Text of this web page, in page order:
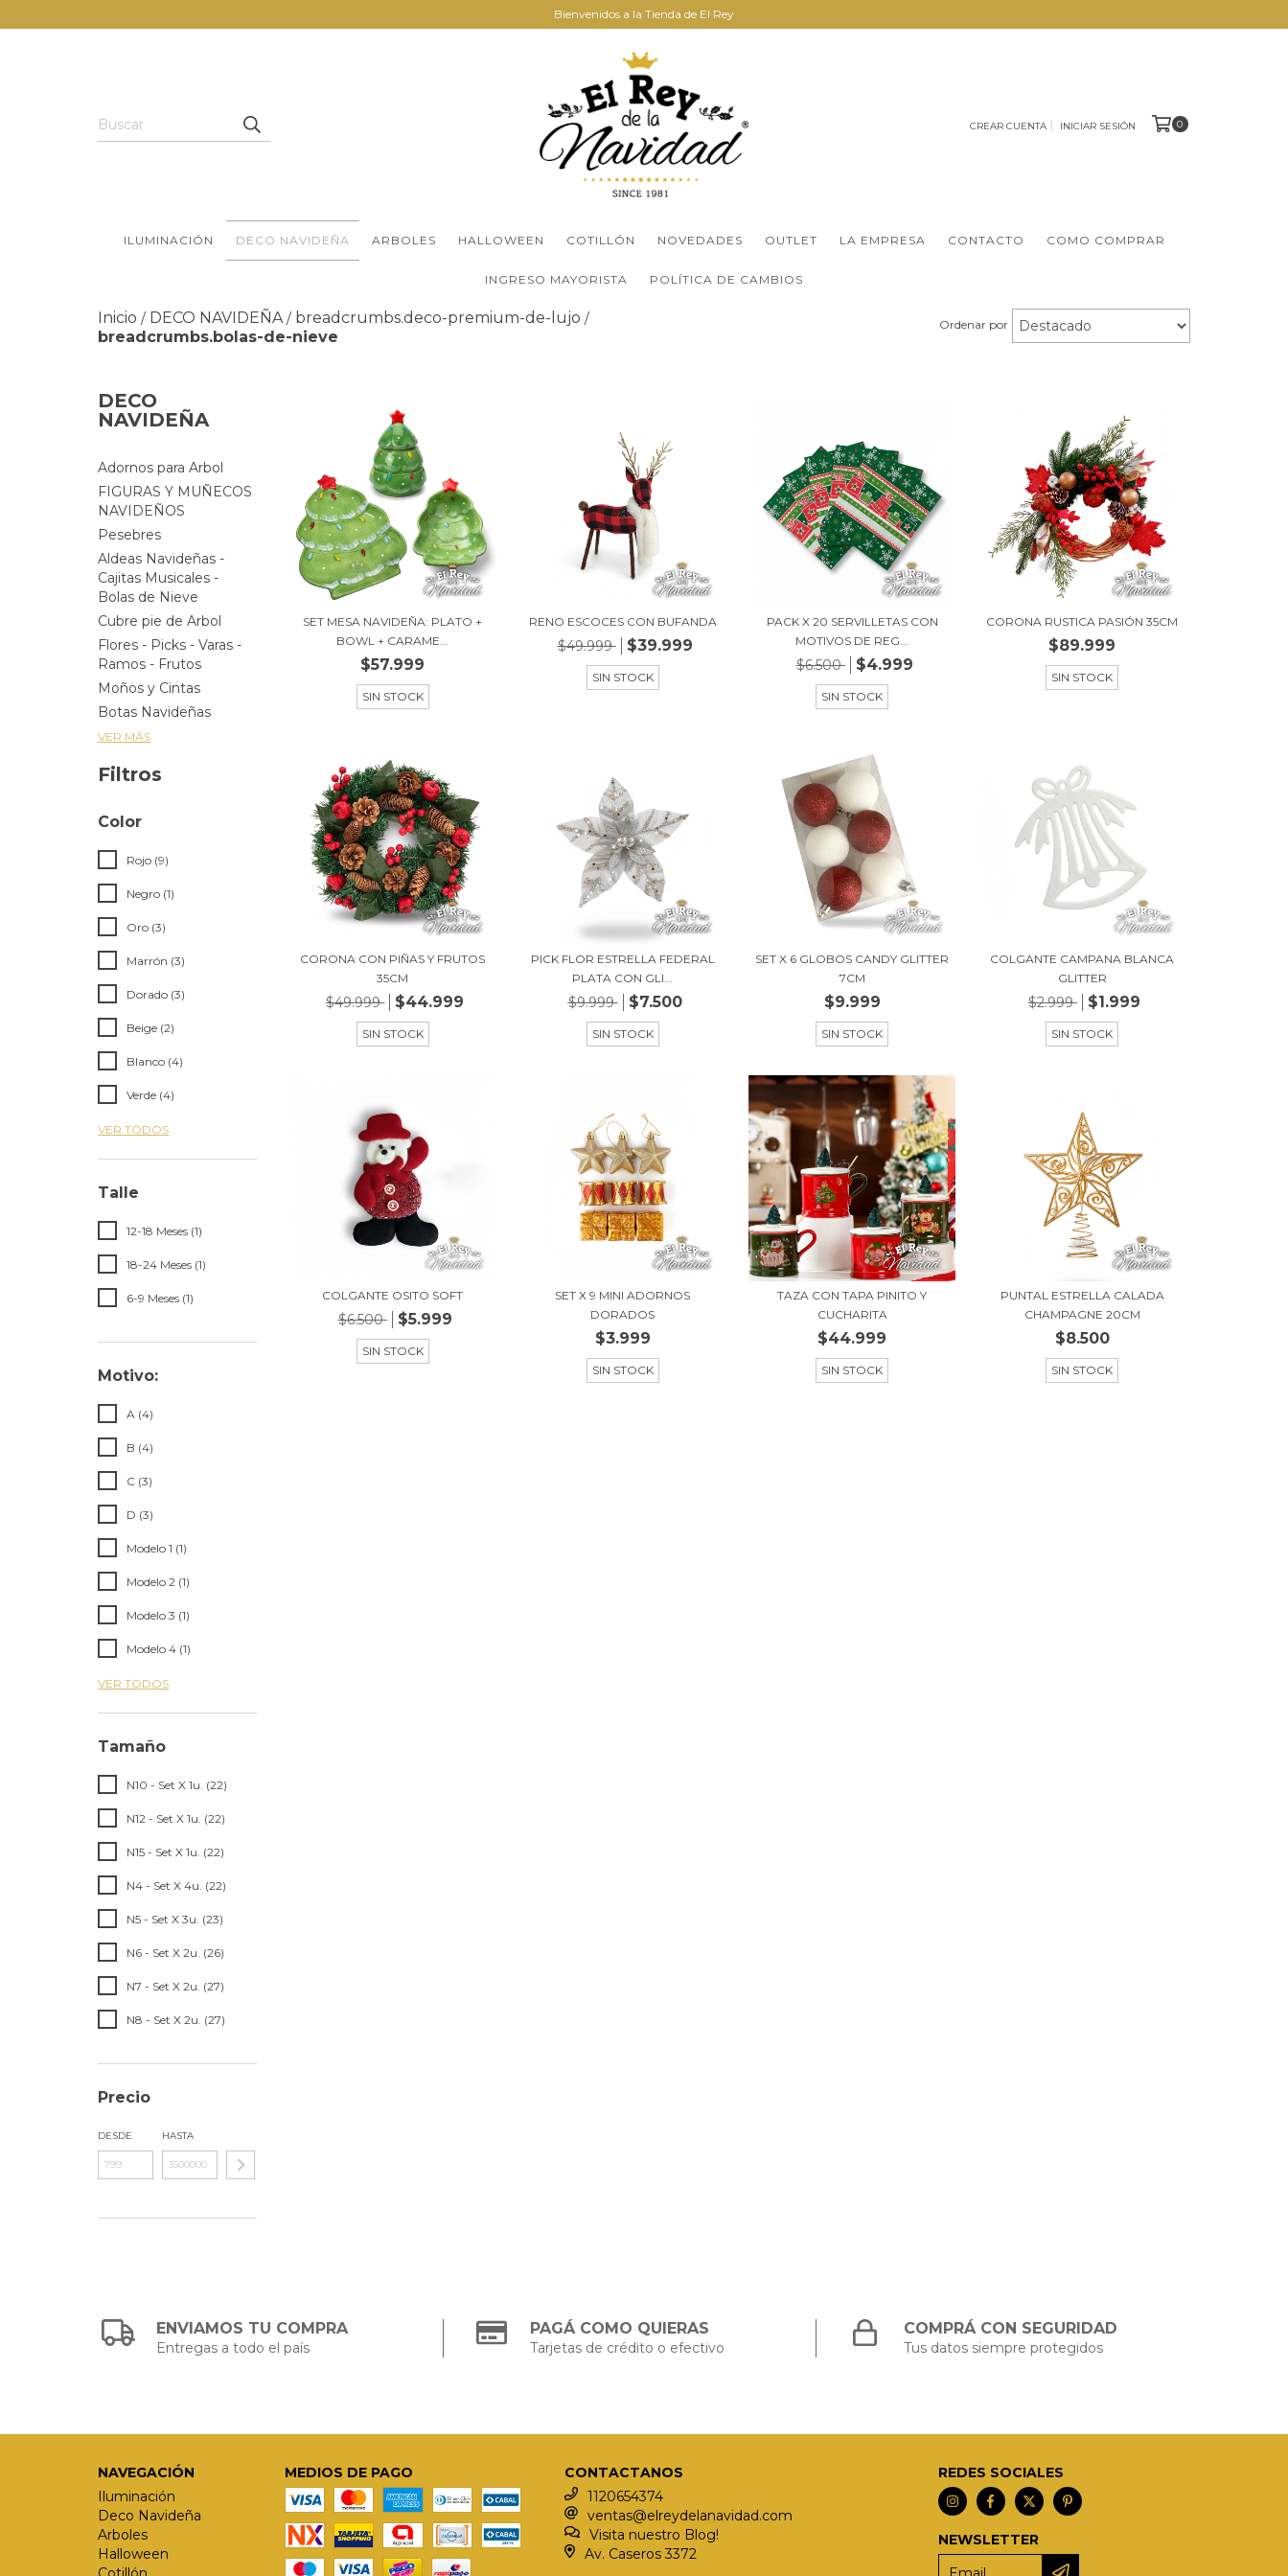
Bienvenidos a la Tienda de El Rey
CREAR CUENTA INICIAR SESIÓN 0
ILUMINACIÓN DECO NAVIDEÑA ARBOLES HALLOWEEN COTILLÓN NOVEDADES OUTLET LA EMPRESA CONTACTO COMO COMPRAR
INGRESO MAYORISTA POLÍTICA DE CAMBIOS
Inicio / DECO NAVIDEÑA / breadcrumbs.deco-premium-de-lujo /
breadcrumbs.bolas-de-nieve
Ordenar por
DECO
NAVIDEÑA
Adornos para Arbol
FIGURAS Y MUÑECOS
NAVIDEÑOS
Pesebres
Aldeas Navideñas -
Cajitas Musicales -
Bolas de Nieve
Cubre pie de Arbol
Flores - Picks - Varas -
Ramos - Frutos
Moños y Cintas
Botas Navideñas
VER MÁS
Filtros
Color
Rojo (9)
Negro (1)
Oro (3)
Marrón (3)
Dorado (3)
Beige (2)
Blanco (4)
Verde (4)
VER TODOS
Talle
12-18 Meses (1)
18-24 Meses (1)
6-9 Meses (1)
Motivo:
A (4)
B (4)
C (3)
D (3)
Modelo 1 (1)
Modelo 2 (1)
Modelo 3 (1)
Modelo 4 (1)
VER TODOS
Tamaño
N10 - Set X 1u. (22)
N12 - Set X 1u. (22)
N15 - Set X 1u. (22)
N4 - Set X 4u. (22)
N5 - Set X 3u. (23)
N6 - Set X 2u. (26)
N7 - Set X 2u. (27)
N8 - Set X 2u. (27)
Precio
DESDE HASTA
SET MESA NAVIDEÑA: PLATO +
BOWL + CARAME...
$57.999
SIN STOCK
RENO ESCOCES CON BUFANDA
$49.999 $39.999
SIN STOCK
PACK X 20 SERVILLETAS CON
MOTIVOS DE REG...
$6.500 $4.999
SIN STOCK
CORONA RUSTICA PASIÓN 35CM
$89.999
SIN STOCK
CORONA CON PIÑAS Y FRUTOS
35CM
$49.999 $44.999
SIN STOCK
PICK FLOR ESTRELLA FEDERAL
PLATA CON GLI...
$9.999 $7.500
SIN STOCK
SET X 6 GLOBOS CANDY GLITTER
7CM
$9.999
SIN STOCK
COLGANTE CAMPANA BLANCA
GLITTER
$2.999 $1.999
SIN STOCK
COLGANTE OSITO SOFT
$6.500 $5.999
SIN STOCK
SET X 9 MINI ADORNOS
DORADOS
$3.999
SIN STOCK
TAZA CON TAPA PINITO Y
CUCHARITA
$44.999
SIN STOCK
PUNTAL ESTRELLA CALADA
CHAMPAGNE 20CM
$8.500
SIN STOCK
ENVIAMOS TU COMPRA
Entregas a todo el país
PAGÁ COMO QUIERAS
Tarjetas de crédito o efectivo
COMPRÁ CON SEGURIDAD
Tus datos siempre protegidos
NAVEGACIÓN
Iluminación
Deco Navideña
Arboles
Halloween
MEDIOS DE PAGO
CONTACTANOS
1120654374
ventas@elreydelanavidad.com
Visita nuestro Blog!
Av. Caseros 3372
REDES SOCIALES
NEWSLETTER